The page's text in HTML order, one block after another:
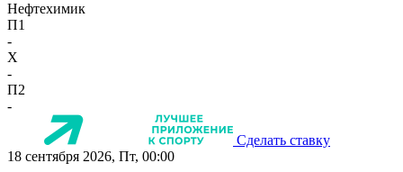
Нефтехимик
П1
-
X
-
П2
-
Сделать ставку
18 сентября 2026, Пт, 00:00